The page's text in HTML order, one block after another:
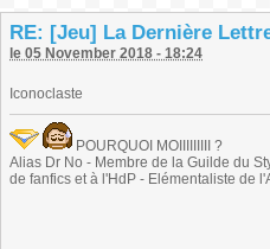
RE: [Jeu] La Dernière
le 05 November 2018 - 18:24
Iconoclaste
POURQUOI MOIIIIIIIII ?
Alias Dr No - Membre de la Guilde du
de fanfics et à l'HdP - Elémentaliste de